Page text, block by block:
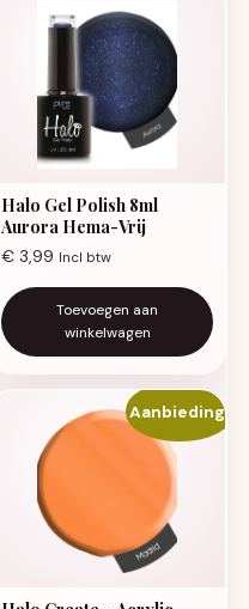
Halo Gel Polish 8ml
Aurora Hema-Vrij
€ 3,99 Incl btw
Toevoegen aan
winkelwagen
Aanbieding!